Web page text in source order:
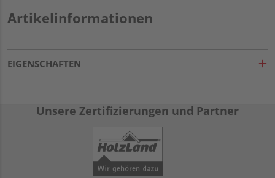
Artikelinformationen
EIGENSCHAFTEN
Unsere Zertifizierungen und Partner